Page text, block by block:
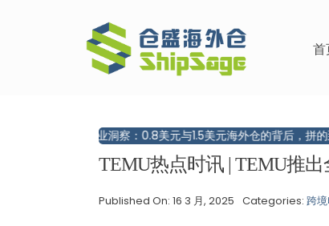
首
行业洞察：0.8美元与1.5美元海外仓的背后，拼的到底是什
TEMU热点时讯 | TEMU推
Published On: 16 3 月, 2025 Categories: 跨